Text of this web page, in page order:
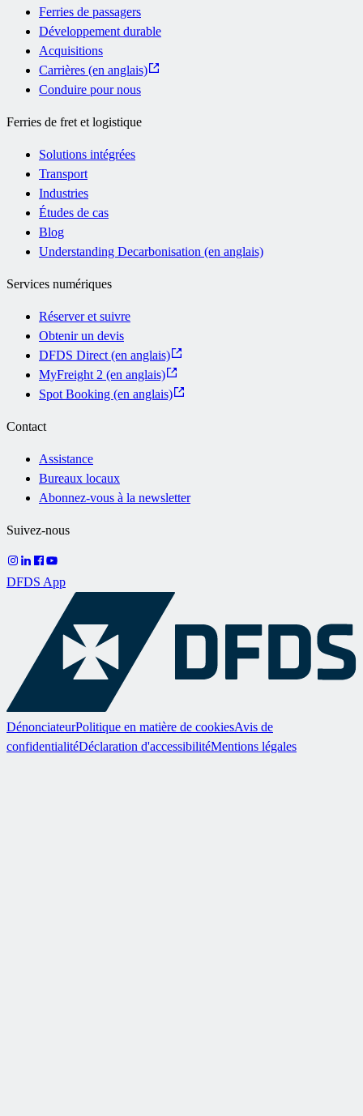
Ferries de passagers
Développement durable
Acquisitions
Carrières (en anglais)
Conduire pour nous
Ferries de fret et logistique
Solutions intégrées
Transport
Industries
Études de cas
Blog
Understanding Decarbonisation (en anglais)
Services numériques
Réserver et suivre
Obtenir un devis
DFDS Direct (en anglais)
MyFreight 2 (en anglais)
Spot Booking (en anglais)
Contact
Assistance
Bureaux locaux
Abonnez-vous à la newsletter
Suivez-nous
DFDS App
DénonciateurPolitique en matière de cookiesAvis de
confidentialitéDéclaration d'accessibilitéMentions légales